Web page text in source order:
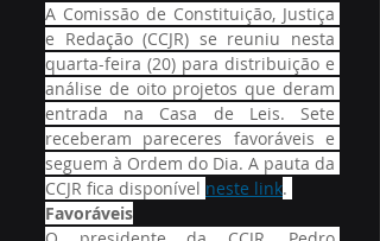
A Comissão de Constituição, Justiça
e Redação (CCJR) se reuniu nesta
quarta-feira (20) para distribuição e
análise de oito projetos que deram
entrada na Casa de Leis. Sete
receberam pareceres favoráveis e
seguem à Ordem do Dia. A pauta da
CCJR fica disponível neste link.
Favoráveis